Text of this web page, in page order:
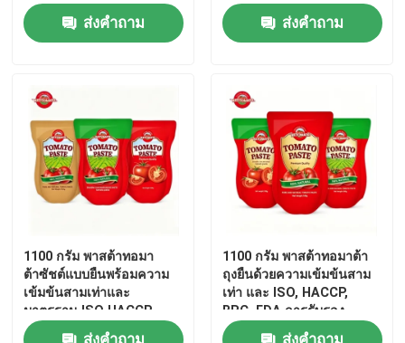
ส่งคำถาม ส่งคำถาม
1100 กรัม พาสต้าทอมา
ต้าซัชต์แบบยืนพร้อมความ
เข้มข้นสามเท่าและ
มาตรฐาน ISO HACCP
BRC
1100 กรัม พาสต้าทอมาต้า
ถุงยืนด้วยความเข้มข้นสาม
เท่า และ ISO, HACCP,
BRC, FDA การรับรอง